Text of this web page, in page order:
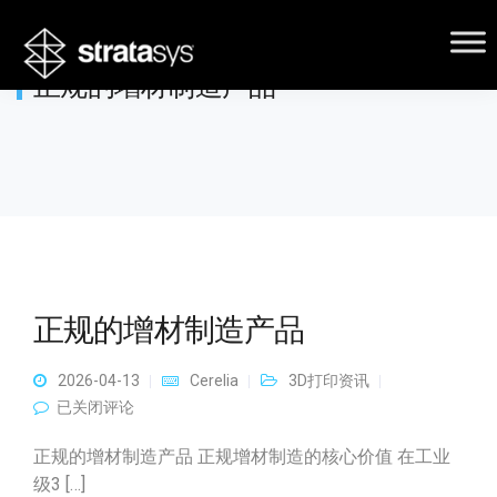
正规的增材制造产品
正规的增材制造产品
2026-04-13 Cerelia
3D打印资讯
正规的增材制造产品
已关闭评论
正规的增材制造产品 正规增材制造的核心价值 在工业
级3 […]